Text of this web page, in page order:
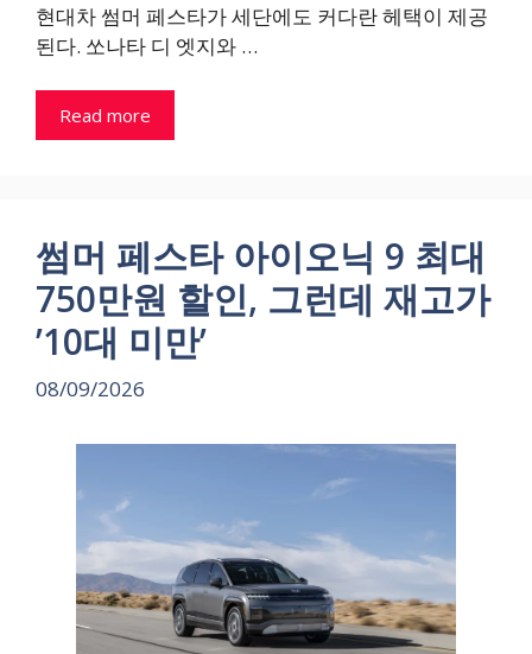
현대차 썸머 페스타가 세단에도 커다란 헤택이 제공
된다. 쏘나타 디 엣지와 …
Read more
썸머 페스타 아이오닉 9 최대
750만원 할인, 그런데 재고가
’10대 미만’
08/09/2026